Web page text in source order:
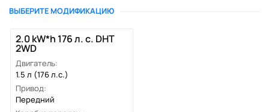
ВЫБЕРИТЕ МОДИФИКАЦИЮ
2.0 kW*h 176 л. с. DHT
2WD
Двигатель:
1.5 л (176 л.с.)
Привод:
Передний